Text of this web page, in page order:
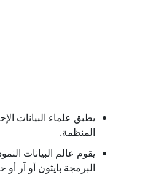
يطبق علماء البيانات
المنظمة.
يقوم عالم البيانات
البرمجة بايثون أو آر أو